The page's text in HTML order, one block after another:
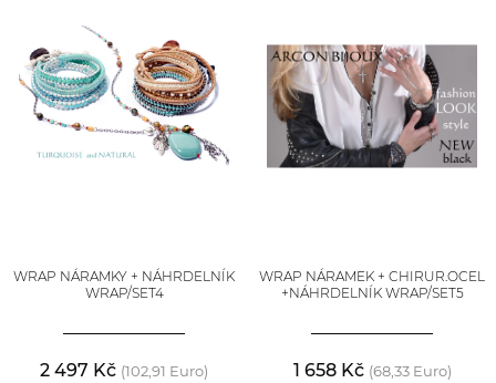
WRAP NÁRAMKY + NÁHRDELNÍK
WRAP/SET4
2 497 Kč (102,91 Euro)
WRAP NÁRAMEK + CHIRUR.OCEL
+NÁHRDELNÍK WRAP/SET5
1 658 Kč (68,33 Euro)